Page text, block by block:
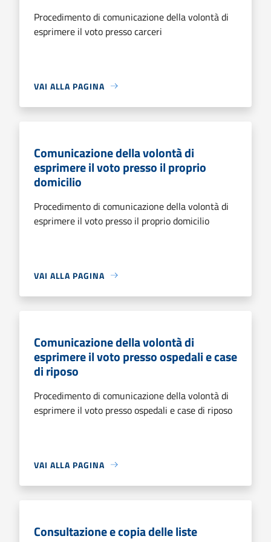
Procedimento di comunicazione della volontà di
esprimere il voto presso carceri
VAI ALLA PAGINA
Comunicazione della volontà di
esprimere il voto presso il proprio
domicilio
Procedimento di comunicazione della volontà di
esprimere il voto presso il proprio domicilio
VAI ALLA PAGINA
Comunicazione della volontà di
esprimere il voto presso ospedali e case
di riposo
Procedimento di comunicazione della volontà di
esprimere il voto presso ospedali e case di riposo
VAI ALLA PAGINA
Consultazione e copia delle liste